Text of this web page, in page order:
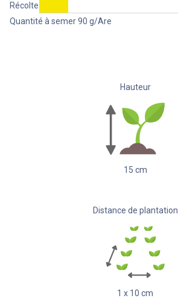
Récolte
Quantité à semer90 g/Are
Hauteur
15 cm
Distance de plantation
1 x 10 cm